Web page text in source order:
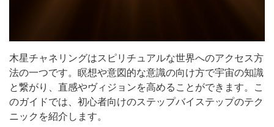
木星チャネリングはスピリチュアルな世界へのアクセス方
法の一つです。瞑想や意図的な意識の向け方で宇宙の知識
と繋がり、直感やヴィジョンを高めることができます。こ
のガイドでは、初心者向けのステップバイステップのテク
ニックを紹介します。